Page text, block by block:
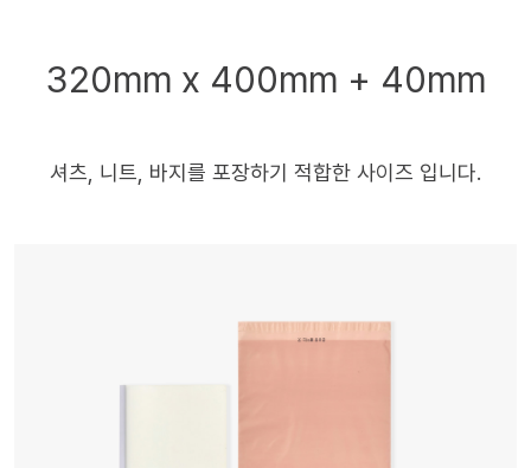
320mm x 400mm + 40mm
셔츠, 니트, 바지를 포장하기 적합한 사이즈 입니다.